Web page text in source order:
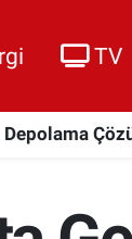
TV
Depolama